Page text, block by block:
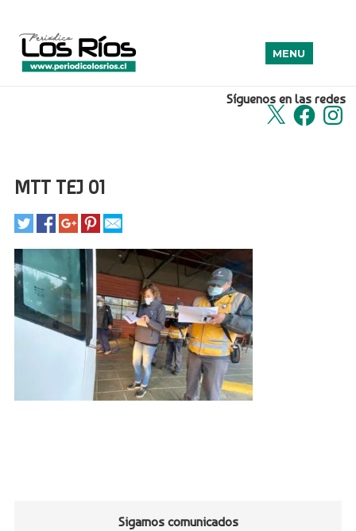
Síguenos en las redes
X Facebook
MENU
MTT TEJ 01
Sigamos comunicados